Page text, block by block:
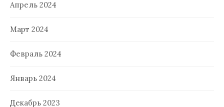
Апрель 2024
Март 2024
Февраль 2024
Январь 2024
Декабрь 2023